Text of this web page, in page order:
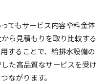
てもサービス内容や料金体
ら見積もりを取り比較する
することで、給排水設備の
た高品質なサービスを受け
ながります。